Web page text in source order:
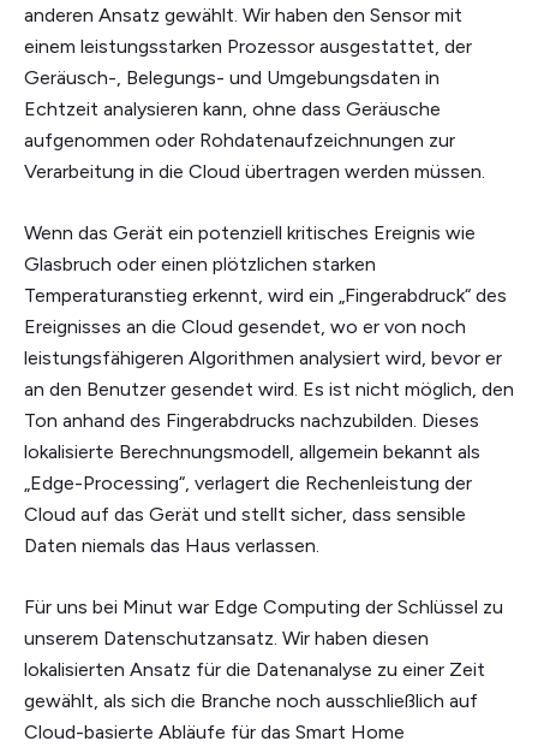
anderen Ansatz gewählt. Wir haben den Sensor mit
einem leistungsstarken Prozessor ausgestattet, der
Geräusch-, Belegungs- und Umgebungsdaten in
Echtzeit analysieren kann, ohne dass Geräusche
aufgenommen oder Rohdatenaufzeichnungen zur
Verarbeitung in die Cloud übertragen werden müssen.
Wenn das Gerät ein potenziell kritisches Ereignis wie
Glasbruch oder einen plötzlichen starken
Temperaturanstieg erkennt, wird ein „Fingerabdruck“ des
Ereignisses an die Cloud gesendet, wo er von noch
leistungsfähigeren Algorithmen analysiert wird, bevor er
an den Benutzer gesendet wird. Es ist nicht möglich, den
Ton anhand des Fingerabdrucks nachzubilden. Dieses
lokalisierte Berechnungsmodell, allgemein bekannt als
„Edge-Processing“, verlagert die Rechenleistung der
Cloud auf das Gerät und stellt sicher, dass sensible
Daten niemals das Haus verlassen.
Für uns bei Minut war Edge Computing der Schlüssel zu
unserem Datenschutzansatz. Wir haben diesen
lokalisierten Ansatz für die Datenanalyse zu einer Zeit
gewählt, als sich die Branche noch ausschließlich auf
Cloud-basierte Abläufe für das Smart Home